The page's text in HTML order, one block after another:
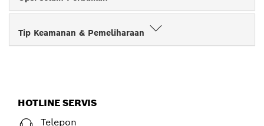
Tip Keamanan & Pemeliharaan
HOTLINE SERVIS
Telepon